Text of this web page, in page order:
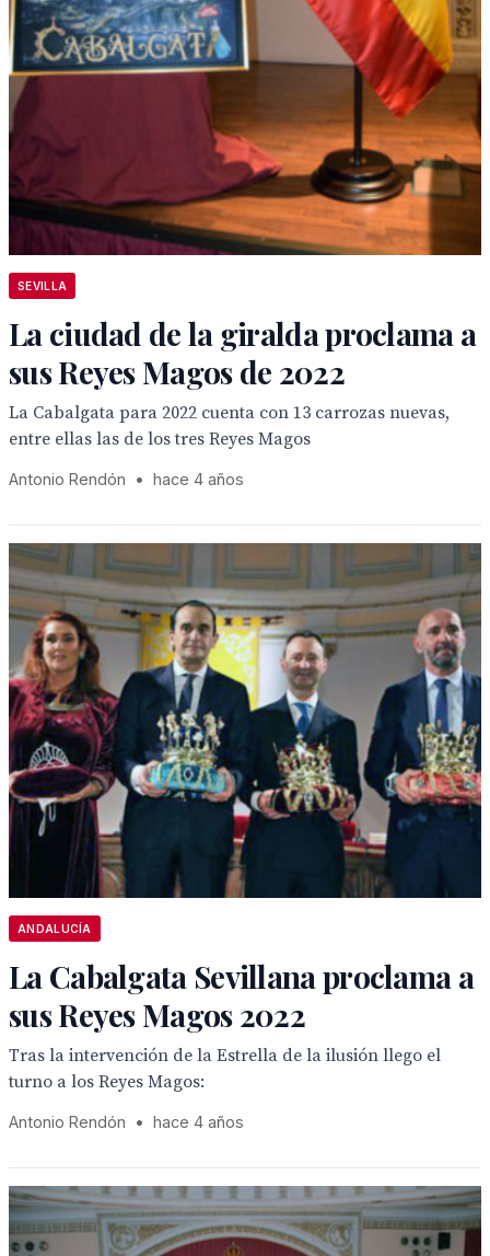
SEVILLA
La ciudad de la giralda proclama a
sus Reyes Magos de 2022
La Cabalgata para 2022 cuenta con 13 carrozas nuevas,
entre ellas las de los tres Reyes Magos
Antonio Rendón • hace 4 años
ANDALUCÍA
La Cabalgata Sevillana proclama a
sus Reyes Magos 2022
Tras la intervención de la Estrella de la ilusión llego el
turno a los Reyes Magos:
Antonio Rendón • hace 4 años